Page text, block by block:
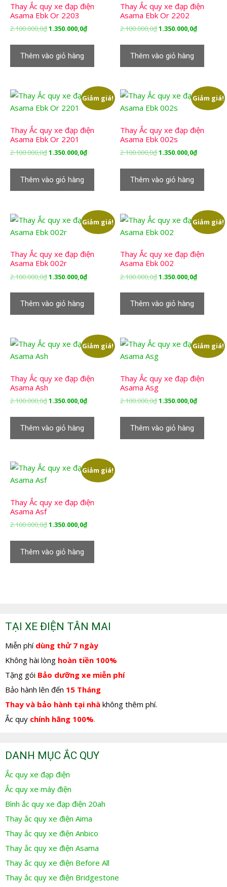
Thay Ắc quy xe đạp điện
Asama Ebk Or 2203
2.100.000,0₫Giá
2.100.000,0₫.
1.350.000,0₫Giá
1.350.000,0₫.
Thêm vào giỏ hàng
Thay Ắc quy xe đạp điện
Asama Ebk Or 2202
2.100.000,0₫Giá
2.100.000,0₫.
1.350.000,0₫Giá
Thêm vào giỏ hàng
Giảm giá!
Thay Ắc quy xe đạp điện
Asama Ebk Or 2201
2.100.000,0₫Giá
2.100.000,0₫.
1.350.000,0₫Giá
1.350.000,0₫.
Thêm vào giỏ hàng
Giảm giá!
Thay Ắc quy xe đạp điện
Asama Ebk 002s
2.100.000,0₫Giá
2.100.000,0₫.
1.350.000,0₫Giá
Thêm vào giỏ hàng
Giảm giá!
Thay Ắc quy xe đạp điện
Asama Ebk 002r
2.100.000,0₫Giá
2.100.000,0₫.
1.350.000,0₫Giá
1.350.000,0₫.
Thêm vào giỏ hàng
Giảm giá!
Thay Ắc quy xe đạp điện
Asama Ebk 002
2.100.000,0₫Giá
2.100.000,0₫.
1.350.000,0₫Giá
Thêm vào giỏ hàng
Giảm giá!
Thay Ắc quy xe đạp điện
Asama Ash
2.100.000,0₫Giá
2.100.000,0₫.
1.350.000,0₫Giá
1.350.000,0₫.
Thêm vào giỏ hàng
Giảm giá!
Thay Ắc quy xe đạp điện
Asama Asg
2.100.000,0₫Giá
2.100.000,0₫.
1.350.000,0₫Giá
Thêm vào giỏ hàng
Giảm giá!
Thay Ắc quy xe đạp điện
Asama Asf
2.100.000,0₫Giá
2.100.000,0₫.
1.350.000,0₫Giá
1.350.000,0₫.
Thêm vào giỏ hàng
TẠI XE ĐIỆN TÂN MAI
Miễn phí dùng thử 7 ngày
Không hài lòng hoàn tiền 100%
Tặng gói Bảo dưỡng xe miễn phí
Bảo hành lên đến 15 Tháng
Thay và bảo hành tại nhà không thêm phí.
Ắc quy chính hãng 100%.
DANH MỤC ẮC QUY
Ắc quy xe đạp điện
Ắc quy xe máy điện
Bình ắc quy xe đạp điện 20ah
Thay ắc quy xe điện Aima
Thay ắc quy xe điện Anbico
Thay ắc quy xe điện Asama
Thay ắc quy xe điện Before All
Thay ắc quy xe điện Bridgestone